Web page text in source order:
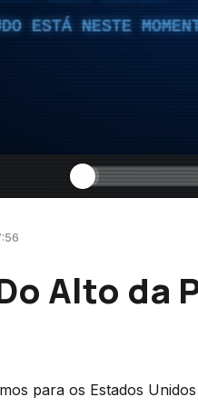
ESTÁ NESTE
Alto da
para os Estados